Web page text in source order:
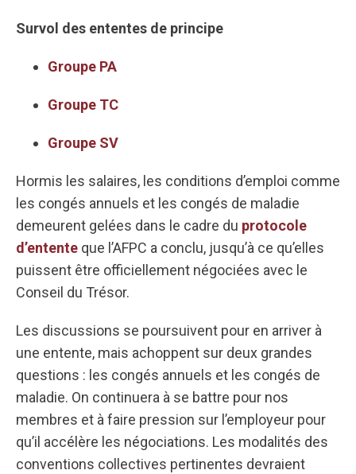
Survol des ententes de principe
Groupe PA
Groupe TC
Groupe SV
Hormis les salaires, les conditions d’emploi comme
les congés annuels et les congés de maladie
demeurent gelées dans le cadre du protocole
d’entente que l’AFPC a conclu, jusqu’à ce qu’elles
puissent être officiellement négociées avec le
Conseil du Trésor.
Les discussions se poursuivent pour en arriver à
une entente, mais achoppent sur deux grandes
questions : les congés annuels et les congés de
maladie. On continuera à se battre pour nos
membres et à faire pression sur l’employeur pour
qu’il accélère les négociations. Les modalités des
conventions collectives pertinentes devraient